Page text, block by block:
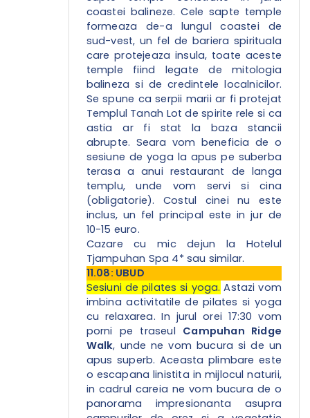
coastei balineze. Cele sapte temple
formeaza de-a lungul coastei de
sud-vest, un fel de bariera spirituala
care protejeaza insula, toate aceste
temple fiind legate de mitologia
balineza si de credintele localnicilor.
Se spune ca serpii marii ar fi protejat
Templul Tanah Lot de spirite rele si ca
astia ar fi stat la baza stancii
abrupte. Seara vom beneficia de o
sesiune de yoga la apus pe suberba
terasa a anui restaurant de langa
templu, unde vom servi si cina
(obligatorie). Costul cinei nu este
inclus, un fel principal este in jur de
10-15 euro.
Cazare cu mic dejun la Hotelul
Tjampuhan Spa 4* sau similar.
11.08: UBUD
Sesiuni de pilates si yoga. Astazi vom
imbina activitatile de pilates si yoga
cu relaxarea. In jurul orei 17:30 vom
porni pe traseul Campuhan Ridge
Walk, unde ne vom bucura si de un
apus superb. Aceasta plimbare este
o escapana linistita in mijlocul naturii,
in cadrul careia ne vom bucura de o
panorama impresionanta asupra